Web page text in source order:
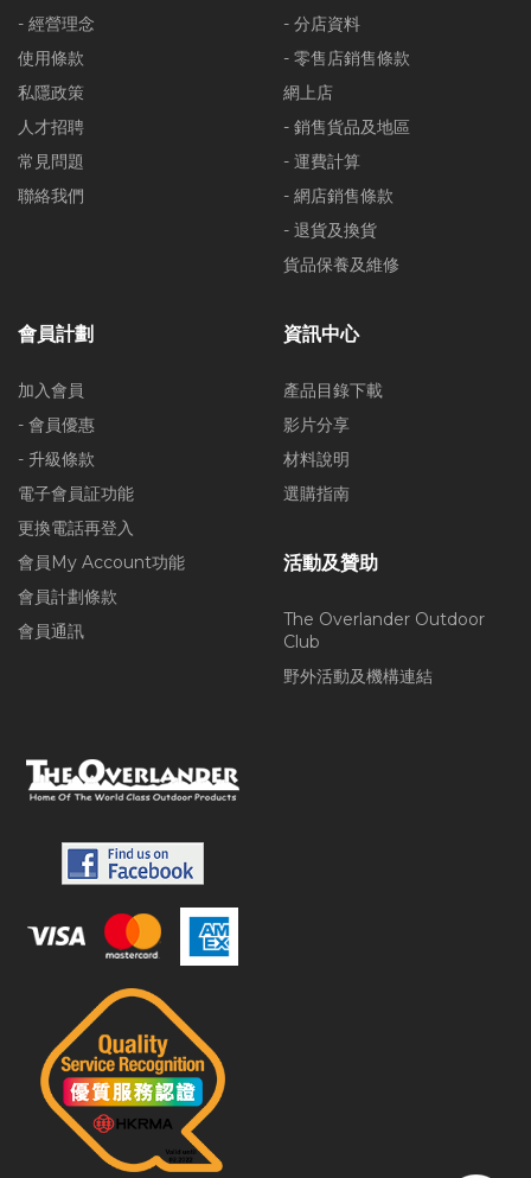
- 經營理念
使用條款
私隱政策
人才招聘
常見問題
聯絡我們
- 分店資料
- 零售店銷售條款
網上店
- 銷售貨品及地區
- 運費計算
- 網店銷售條款
- 退貨及換貨
貨品保養及維修
會員計劃
加入會員
- 會員優惠
- 升級條款
電子會員証功能
更換電話再登入
會員My Account功能
會員計劃條款
會員通訊
資訊中心
產品目錄下載
影片分享
材料說明
選購指南
活動及贊助
The Overlander Outdoor
Club
野外活動及機構連結